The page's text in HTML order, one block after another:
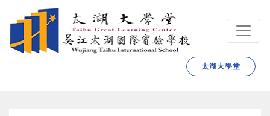
跳转到主要内容
太湖大學堂